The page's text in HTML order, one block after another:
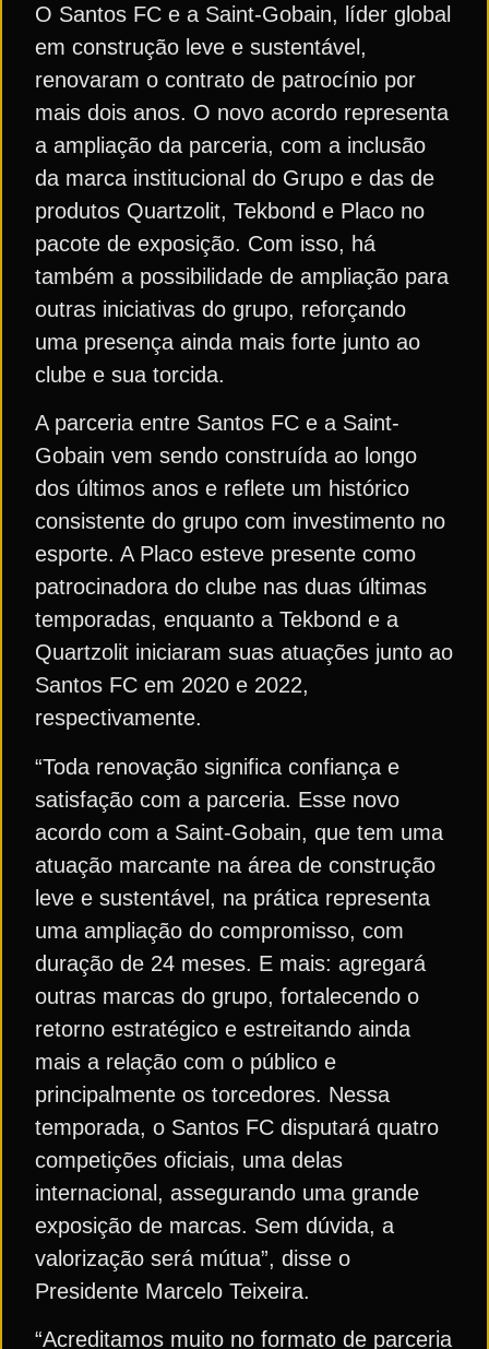
O Santos FC e a Saint-Gobain, líder global
em construção leve e sustentável,
renovaram o contrato de patrocínio por
mais dois anos. O novo acordo representa
a ampliação da parceria, com a inclusão
da marca institucional do Grupo e das de
produtos Quartzolit, Tekbond e Placo no
pacote de exposição. Com isso, há
também a possibilidade de ampliação para
outras iniciativas do grupo, reforçando
uma presença ainda mais forte junto ao
clube e sua torcida.
A parceria entre Santos FC e a Saint-
Gobain vem sendo construída ao longo
dos últimos anos e reflete um histórico
consistente do grupo com investimento no
esporte. A Placo esteve presente como
patrocinadora do clube nas duas últimas
temporadas, enquanto a Tekbond e a
Quartzolit iniciaram suas atuações junto ao
Santos FC em 2020 e 2022,
respectivamente.
“Toda renovação significa confiança e
satisfação com a parceria. Esse novo
acordo com a Saint-Gobain, que tem uma
atuação marcante na área de construção
leve e sustentável, na prática representa
uma ampliação do compromisso, com
duração de 24 meses. E mais: agregará
outras marcas do grupo, fortalecendo o
retorno estratégico e estreitando ainda
mais a relação com o público e
principalmente os torcedores. Nessa
temporada, o Santos FC disputará quatro
competições oficiais, uma delas
internacional, assegurando uma grande
exposição de marcas. Sem dúvida, a
valorização será mútua”, disse o
Presidente Marcelo Teixeira.
“Acreditamos muito no formato de parceria